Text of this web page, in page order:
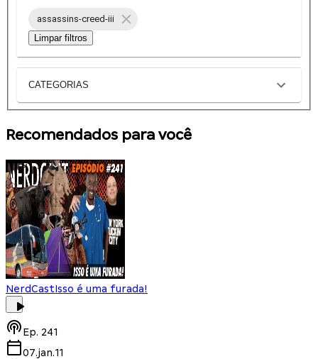
assassins-creed-iii
Limpar filtros
CATEGORIAS
Recomendados para você
NerdCastIsso é uma furada!
Ep. 241
07.jan.11